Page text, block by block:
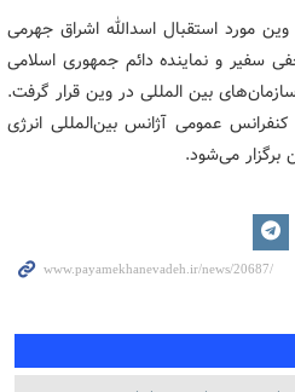
مورد استقبال اسدالله اشراق جهرمی
سفیر و نماینده دائم جمهوری اسلامی
بین المللی در وین قرار گرفت.
عمومی آژانس بین‌المللی انرژی